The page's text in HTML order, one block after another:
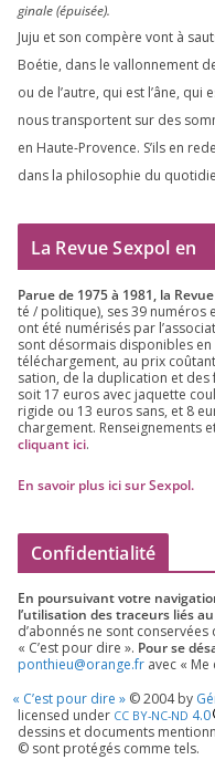
gi­nale (épui­sée).
Juju et son com­père vont à
Boétie, dans le val­lon­ne­ment
ou de l’autre, qui est l’âne, qui
nous trans­portent sur des
en Haute-Provence. S’ils en
dans la phi­lo­so­phie du
La Revue Sexpol en
Parue de 1975à 1981, la
té /​ poli­tique), ses39 numé­ros
ont été numé­ri­sés par
sont désor­mais dis­po­nibles en
télé­char­ge­ment, au prix
sa­tion, de la dupli­ca­tion et des
soit 17 euros avec jaquette
rigide ou 13 euros sans, et 8
char­ge­ment. Ren­sei­gne­ments
cli­quant ici.
En savoir plus ici sur Sexpol.
Confidentialité
En pour­sui­vant votre
l’utilisation des tra­ceurs liés
d’a­bon­nés ne sont
« C’est pour dire ». Pour se
ponthieu@​orange.​fr avec «
« C’est pour dire » ©2004by
licen­sed under CC BY-NC-ND 4.0
des­sins et docu­ments
© sont pro­té­gés comme tels.